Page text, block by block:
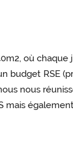
où
budget
nous
mais